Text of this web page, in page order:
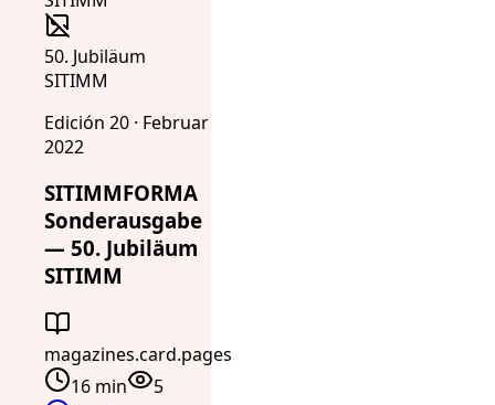
50. Jubiläum
SITIMM
Edición 20 · Februar
2022
SITIMMFORMA
Sonderausgabe
— 50. Jubiläum
SITIMM
magazines.card.pages
16 min
5